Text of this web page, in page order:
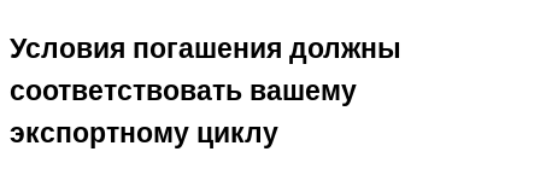
Условия погашения должны
соответствовать вашему
экспортному циклу